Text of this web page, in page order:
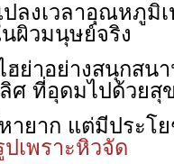
ลงเวลาอุณหภูมิ
ผิวมนุษย์จริง
ฮย่าอย่างสนุกสน
ลิศ ที่อุดมไปด้วยสุ
ายาก แต่มีประโ
ปเพราะหิวจัด